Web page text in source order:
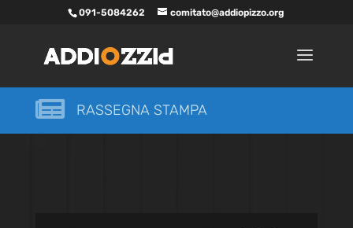
091-5084262 comitato@addiopizzo.org
 RASSEGNA STAMPA